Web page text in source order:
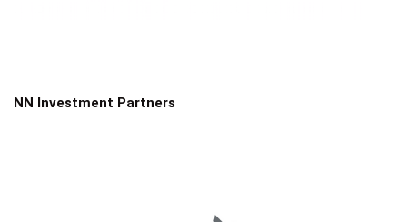
NN Investment Partners